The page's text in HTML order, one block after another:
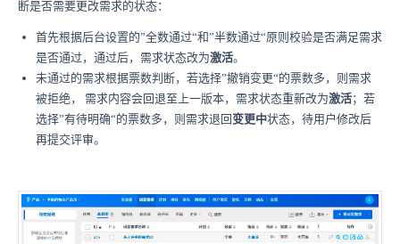
断是否需要更改需求的状态：
首先根据后台设置的”全数通过“和”半数通过“原则校验是否满足需求
是否通过，通过后，需求状态改为激活。
未通过的需求根据票数判断，若选择”撤销变更“的票数多，则需求
被拒绝， 需求内容会回退至上一版本， 需求状态重新改为激活；若
选择”有待明确“的票数多，则需求退回 变更中状态，待用户修改后
再提交评审。